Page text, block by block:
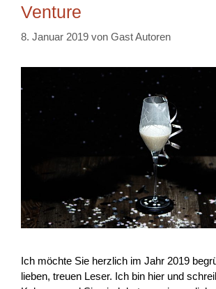
Venture
8. Januar 2019 von Gast Autoren
Ich möchte Sie herzlich im Jahr 2019
lieben, treuen Leser. Ich bin hier und